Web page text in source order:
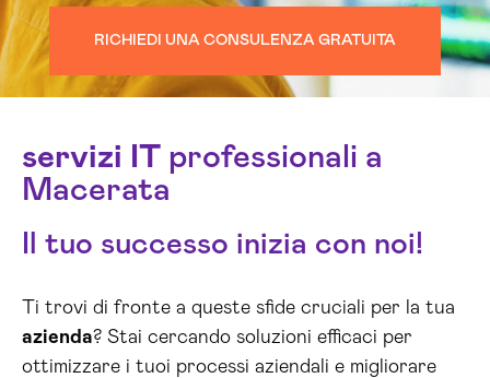
RICHIEDI UNA CONSULENZA GRATUITA
servizi IT professionali a
Macerata
Il tuo successo inizia con noi!
Ti trovi di fronte a queste sfide cruciali per la tua
azienda? Stai cercando soluzioni efficaci per
ottimizzare i tuoi processi aziendali e migliorare